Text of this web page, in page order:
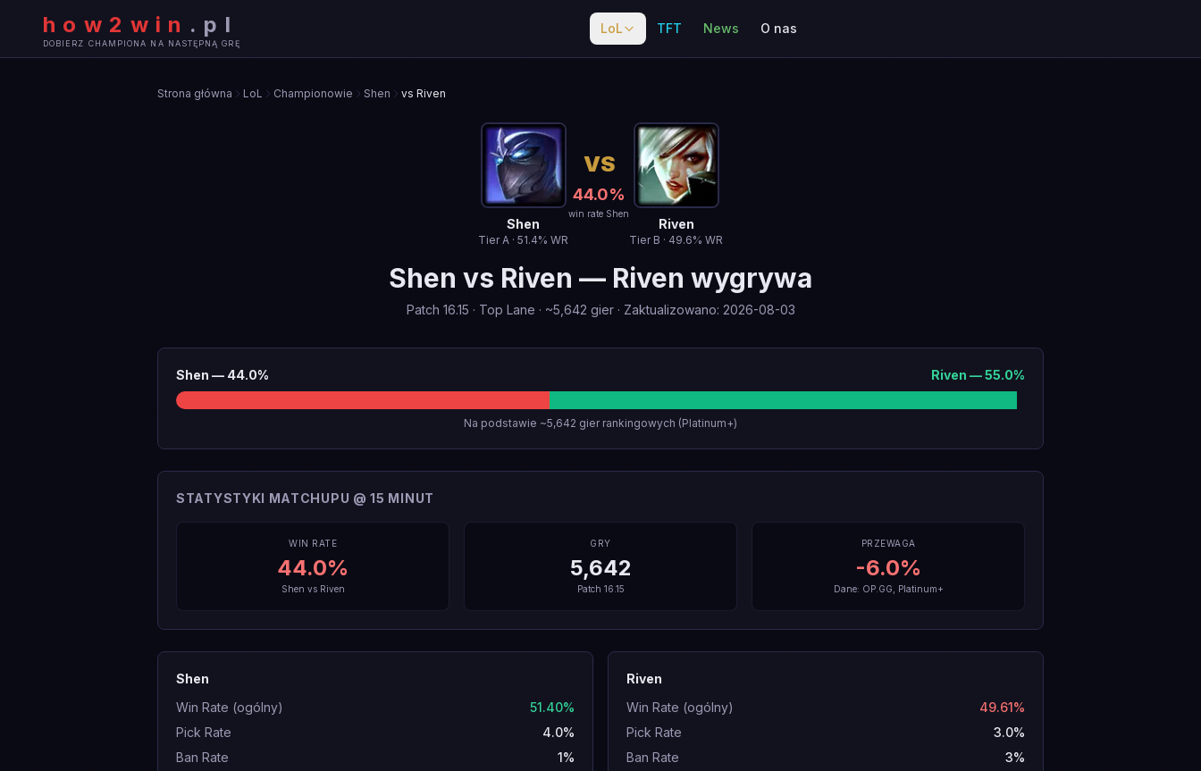
how2win . pl
DOBIERZ CHAMPIONA NA NASTĘPNĄ GRĘ
LoL TFT News O nas
Strona główna LoL Championowie Shen vs Riven
Shen
TierA · 51.4% WR
VS
44.0%
win rate Shen
Riven
Tier B · 49.6% WR
Shen vs Riven — Riven wygrywa
Patch 16.15 · Top Lane · ~5,642 gier· Zaktualizowano: 2026-08-03
Shen — 44.0% Riven —55.0%
Na podstawie ~5,642 gier rankingowych (Platinum+)
STATYSTYKI MATCHUPU @ 15 MINUT
WIN RATE
44.0%
Shen vs Riven
GRY
5,642
Patch 16.15
PRZEWAGA
-6.0%
Dane: OP.GG, Platinum+
Shen
Win Rate (ogólny)
51.40%
Pick Rate
4.0%
Ban Rate
1%
Riven
Win Rate (ogólny)
49.61%
Pick Rate
3.0%
Ban Rate
3%